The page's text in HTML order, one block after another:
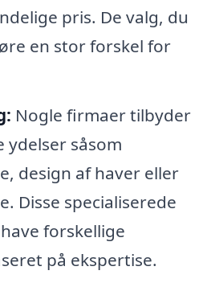
pris. De valg, du
en stor forskel for
Nogle firmaer tilbyder
ydelser såsom
design af haver eller
Disse specialiserede
forskellige
på ekspertise.